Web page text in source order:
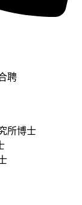
聘
所博士